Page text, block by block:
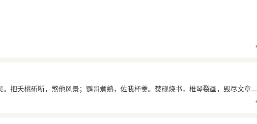
把夭桃斫断，煞他风景；鹦哥煮熟，佐我杯羹。焚砚烧书，椎琴裂画，毁尽文章...